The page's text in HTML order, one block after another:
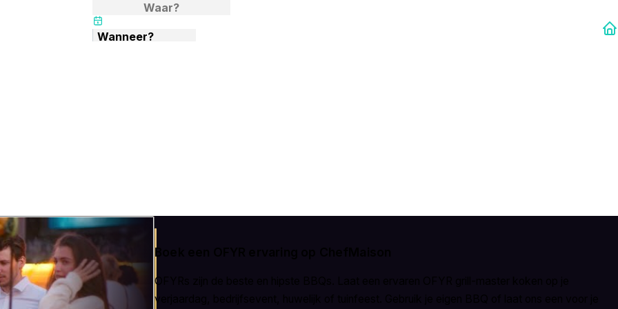
Wanneer?
Boek een OFYR ervaring op ChefMaison
OFYRs zijn de beste en hipste BBQs. Laat een ervaren OFYR grill-master koken op je
verjaardag, bedrijfsevent, huwelijk of tuinfeest. Gebruik je eigen BBQ of laat ons een voor je